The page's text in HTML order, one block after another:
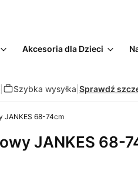
Akcesoria dla Dzieci
Szybka wysyłka Sprawdź
JANKES 68-74cm
JANKES 68-